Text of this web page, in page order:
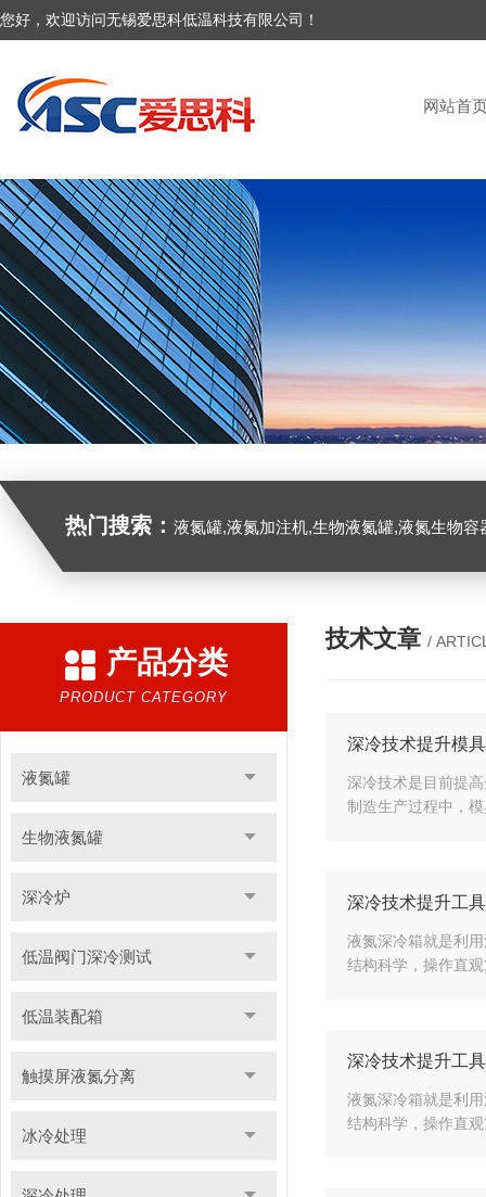
您好，欢迎访问无锡爱思科低温科技有限公司！
网站首
热门搜索： 液氮罐,液氮加注机,生物液氮罐,液氮生物容器,
产品分类
PRODUCT CATEGORY
液氮罐
生物液氮罐
深冷炉
低温阀门深冷测试
低温装配箱
触摸屏液氮分离
冰冷处理
技术文章 /
深冷技术提升模
深冷技术是目前提
制造生产过程中，
深冷技术提升工
液氮深冷箱就是利
结构科学，操作直
深冷技术提升工
液氮深冷箱就是利
结构科学，操作直